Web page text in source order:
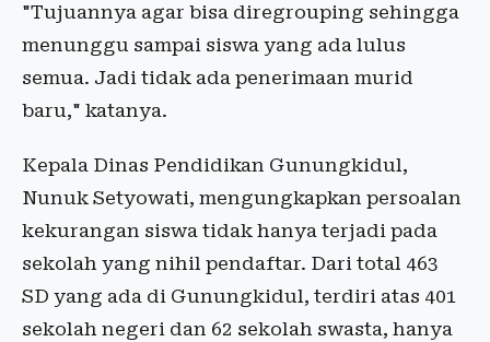
"Tujuannya agar bisa diregrouping sehingga
menunggu sampai siswa yang ada lulus
semua. Jadi tidak ada penerimaan murid
baru," katanya.
Kepala Dinas Pendidikan Gunungkidul,
Nunuk Setyowati, mengungkapkan persoalan
kekurangan siswa tidak hanya terjadi pada
sekolah yang nihil pendaftar. Dari total 463
SD yang ada di Gunungkidul, terdiri atas 401
sekolah negeri dan 62 sekolah swasta, hanya